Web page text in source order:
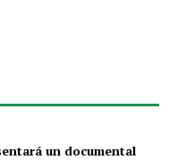
un documental